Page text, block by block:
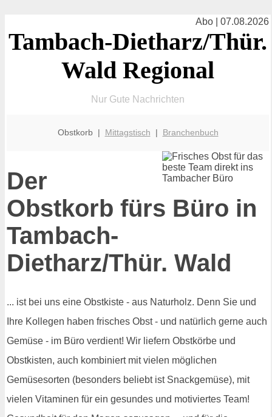
Abo | 07.08.2026
Tambach-Dietharz/Thür.
Wald Regional
Nur Gute Nachrichten
Obstkorb | Mittagstisch | Branchenbuch
Der
Obstkorb fürs Büro in
Tambach-
Dietharz/Thür. Wald
... ist bei uns eine Obstkiste - aus Naturholz. Denn Sie und
Ihre Kollegen haben frisches Obst - und natürlich gerne auch
Gemüse - im Büro verdient! Wir liefern Obstkörbe und
Obstkisten, auch kombiniert mit vielen möglichen
Gemüsesorten (besonders beliebt ist Snackgemüse), mit
vielen Vitaminen für ein gesundes und motiviertes Team!